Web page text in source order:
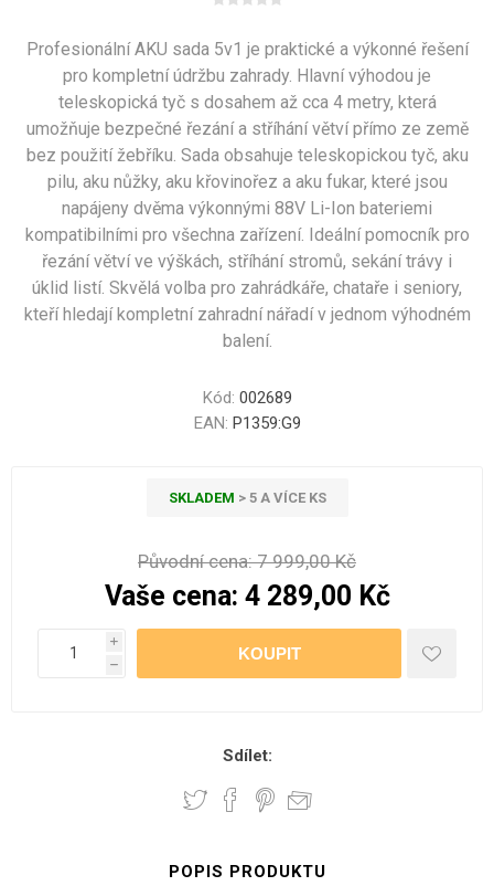
Profesionální AKU sada 5v1 je praktické a výkonné řešení
pro kompletní údržbu zahrady. Hlavní výhodou je
teleskopická tyč s dosahem až cca 4 metry, která
umožňuje bezpečné řezání a stříhání větví přímo ze země
bez použití žebříku. Sada obsahuje teleskopickou tyč, aku
pilu, aku nůžky, aku křovinořez a aku fukar, které jsou
napájeny dvěma výkonnými 88V Li-Ion bateriemi
kompatibilními pro všechna zařízení. Ideální pomocník pro
řezání větví ve výškách, stříhání stromů, sekání trávy i
úklid listí. Skvělá volba pro zahrádkáře, chataře i seniory,
kteří hledají kompletní zahradní nářadí v jednom výhodném
balení.
Kód: 002689
EAN: P1359:G9
SKLADEM > 5 A VÍCE KS
Původní cena: 7 999,00 Kč
Vaše cena: 4 289,00 Kč
i
h
Sdílet:
POPIS PRODUKTU